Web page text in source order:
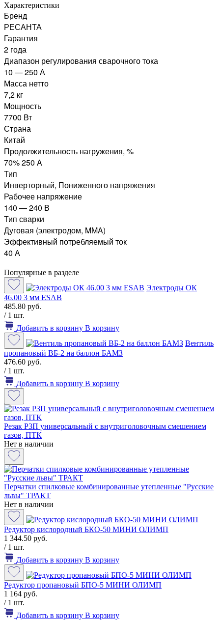
Характеристики
Бренд
РЕСАНТА
Гарантия
2 года
Диапазон регулирования сварочного тока
10 — 250 А
Масса нетто
7,2 кг
Мощность
7700 Вт
Страна
Китай
Продолжительность нагружения, %
70% 250 A
Тип
Инверторный, Пониженного напряжения
Рабочее напряжение
140 — 240 В
Тип сварки
Дуговая (электродом, MMA)
Эффективный потребляемый ток
40 А
Популярные в разделе
Электроды ОК
46.00 3 мм ESAB
485.80 руб.
/ 1 шт.
Добавить в корзину В корзину
Вентиль
пропановый ВБ-2 на баллон БАМЗ
476.60 руб.
/ 1 шт.
Добавить в корзину В корзину
Резак Р3П универсальный с внутриголовочным смешением
газов, ПТК
Нет в наличии
Перчатки спилковые комбинированные утепленные "Русские
львы" ТРАКТ
Нет в наличии
Редуктор кислородный БКО-50 МИНИ ОЛИМП
1 344.50 руб.
/ 1 шт.
Добавить в корзину В корзину
Редуктор пропановый БПО-5 МИНИ ОЛИМП
1 164 руб.
/ 1 шт.
Добавить в корзину В корзину